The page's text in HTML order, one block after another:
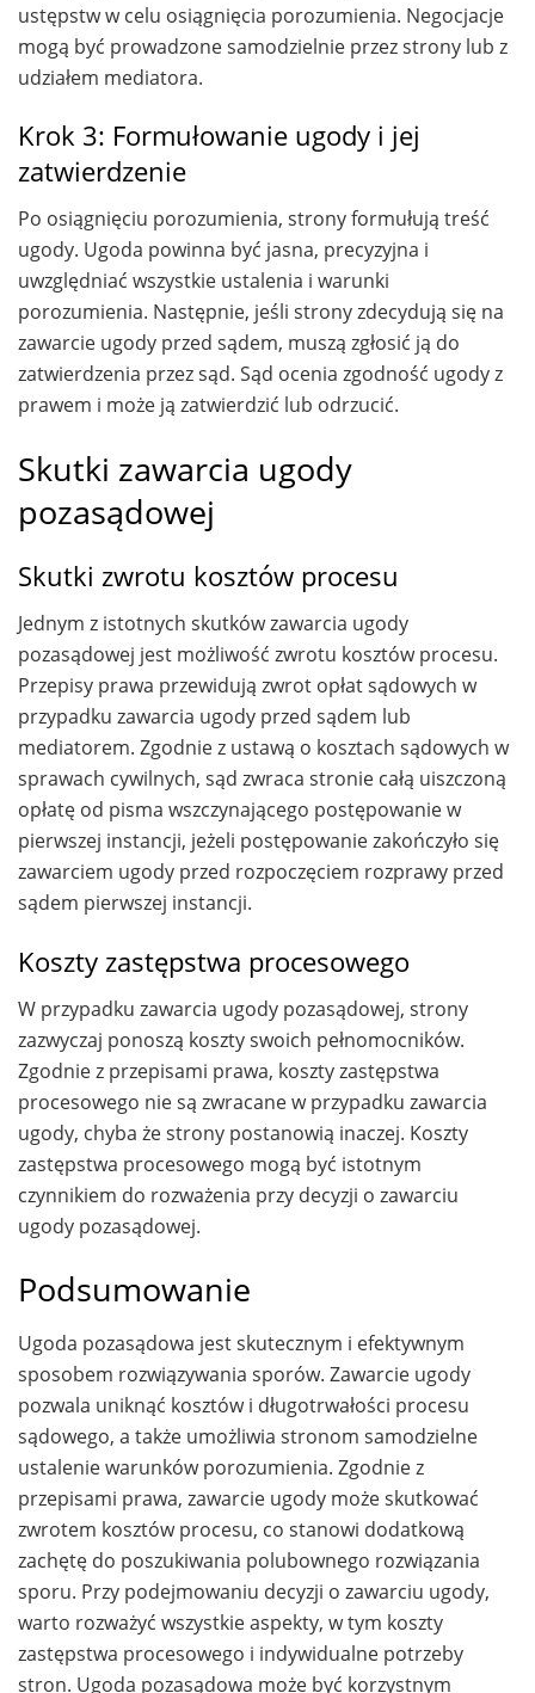
ustępstw w celu osiągnięcia porozumienia. Negocjacje
mogą być prowadzone samodzielnie przez strony lub z
udziałem mediatora.
Krok 3: Formułowanie ugody i jej
zatwierdzenie
Po osiągnięciu porozumienia, strony formułują treść
ugody. Ugoda powinna być jasna, precyzyjna i
uwzględniać wszystkie ustalenia i warunki
porozumienia. Następnie, jeśli strony zdecydują się na
zawarcie ugody przed sądem, muszą zgłosić ją do
zatwierdzenia przez sąd. Sąd ocenia zgodność ugody z
prawem i może ją zatwierdzić lub odrzucić.
Skutki zawarcia ugody
pozasądowej
Skutki zwrotu kosztów procesu
Jednym z istotnych skutków zawarcia ugody
pozasądowej jest możliwość zwrotu kosztów procesu.
Przepisy prawa przewidują zwrot opłat sądowych w
przypadku zawarcia ugody przed sądem lub
mediatorem. Zgodnie z ustawą o kosztach sądowych w
sprawach cywilnych, sąd zwraca stronie całą uiszczoną
opłatę od pisma wszczynającego postępowanie w
pierwszej instancji, jeżeli postępowanie zakończyło się
zawarciem ugody przed rozpoczęciem rozprawy przed
sądem pierwszej instancji.
Koszty zastępstwa procesowego
W przypadku zawarcia ugody pozasądowej, strony
zazwyczaj ponoszą koszty swoich pełnomocników.
Zgodnie z przepisami prawa, koszty zastępstwa
procesowego nie są zwracane w przypadku zawarcia
ugody, chyba że strony postanowią inaczej. Koszty
zastępstwa procesowego mogą być istotnym
czynnikiem do rozważenia przy decyzji o zawarciu
ugody pozasądowej.
Podsumowanie
Ugoda pozasądowa jest skutecznym i efektywnym
sposobem rozwiązywania sporów. Zawarcie ugody
pozwala uniknąć kosztów i długotrwałości procesu
sądowego, a także umożliwia stronom samodzielne
ustalenie warunków porozumienia. Zgodnie z
przepisami prawa, zawarcie ugody może skutkować
zwrotem kosztów procesu, co stanowi dodatkową
zachętę do poszukiwania polubownego rozwiązania
sporu. Przy podejmowaniu decyzji o zawarciu ugody,
warto rozważyć wszystkie aspekty, w tym koszty
zastępstwa procesowego i indywidualne potrzeby
stron. Ugoda pozasądowa może być korzystnym